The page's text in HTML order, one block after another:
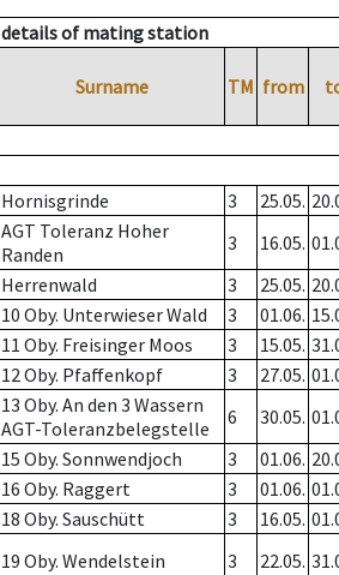
details of mating station
Surname TM from
Hornisgrinde 3 25.05.
AGT Toleranz Hoher
Randen
3 16.05.
Herrenwald 3 25.05.
10 Oby. Unterwieser Wald 3 01.06.
11 Oby. Freisinger Moos 3 15.05.
12 Oby. Pfaffenkopf 3 27.05.
13 Oby. An den 3 Wassern
AGT-Toleranzbelegstelle
6 30.05.
15 Oby. Sonnwendjoch 3 01.06.
16 Oby. Raggert 3 01.06.
18 Oby. Sauschütt 3 16.05.
19 Oby. Wendelstein 3 22.05.